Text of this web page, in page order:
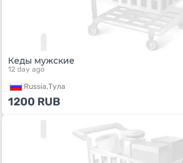
Кеды мужские
12 day ago
Russia,Тула
1200 RUB